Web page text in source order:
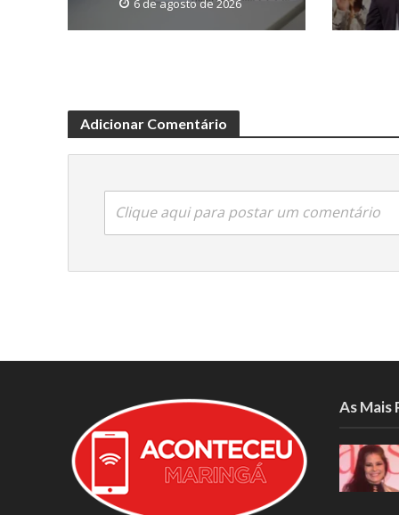
6 de agosto de 2026
Adicionar Comentário
Clique aqui para postar um comentário
As Mais